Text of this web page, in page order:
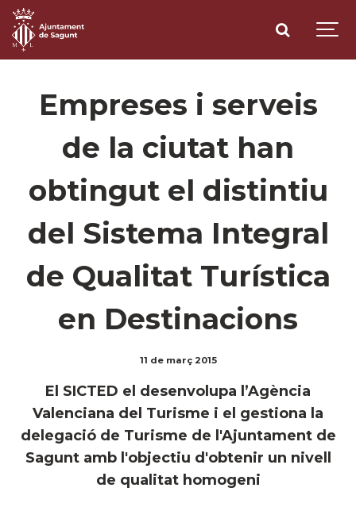
Empreses i serveis
de la ciutat han
obtingut el distintiu
del Sistema Integral
de Qualitat Turística
en Destinacions
11 de març 2015
El SICTED el desenvolupa l’Agència
Valenciana del Turisme i el gestiona la
delegació de Turisme de l'Ajuntament de
Sagunt amb l'objectiu d'obtenir un nivell
de qualitat homogeni